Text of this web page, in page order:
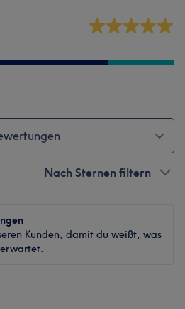
Nach Sternen filtern
Kunden, damit du weißt, was